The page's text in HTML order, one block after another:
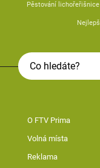
Pěstování lichořeřišnice
O FTV Prima
Volná místa
Reklama